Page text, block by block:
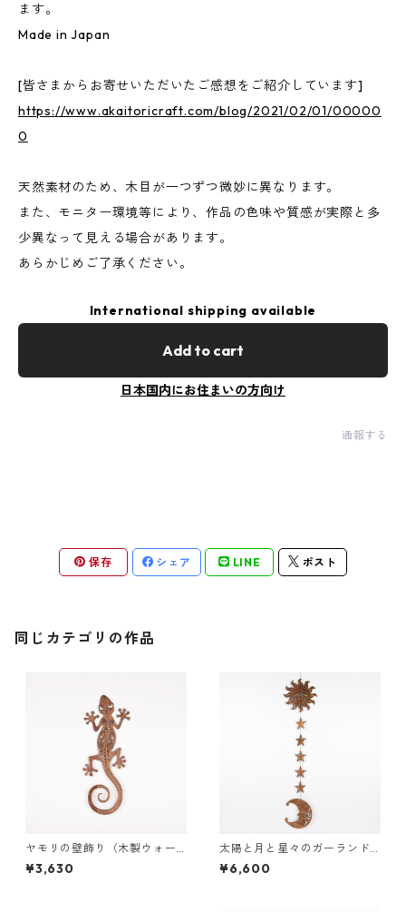
ます。
Made in Japan
[皆さまからお寄せいただいたご感想をご紹介しています]
https://www.akaitoricraft.com/blog/2021/02/01/00000
0
天然素材のため、木目が一つずつ微妙に異なります。
また、モニター環境等により、作品の色味や質感が実際と多
少異なって見える場合があります。
あらかじめご了承ください。
International shipping available
Add to cart
日本国内にお住まいの方向け
通報する
保存 シェア LINE ポスト
同じカテゴリの作品
ヤモリの壁飾り（木製ウォー
ルデコ）
¥3,630
太陽と月と星々のガーランド
（木の壁飾り）
¥6,600